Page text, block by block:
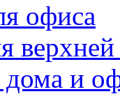
офиса
дома и